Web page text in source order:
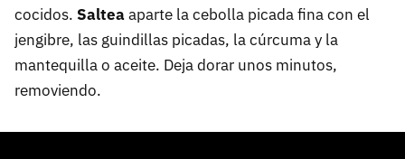
cocidos. Salteaaparte la cebolla picada fina con el
jengibre, las guindillas picadas, la cúrcuma y la
mantequilla o aceite. Deja dorar unos minutos,
removiendo.